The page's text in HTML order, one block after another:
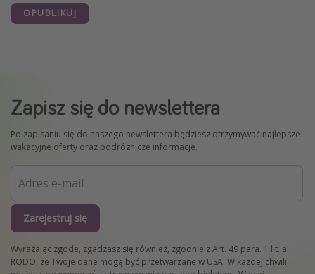
OPUBLIKUJ
Zapisz się do newslettera
Po zapisaniu się do naszego newslettera będziesz otrzymywać najlepsze
wakacyjne oferty oraz podróżnicze informacje.
Zarejestruj się
Wyrażając zgodę, zgadzasz się również, zgodnie z Art. 49 para. 1 lit. a
RODO, że Twoje dane mogą być przetwarzane w USA. W każdej chwili